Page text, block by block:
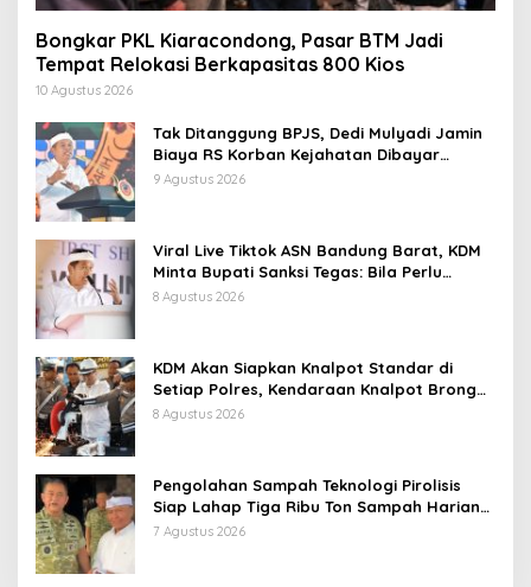
Bongkar PKL Kiaracondong, Pasar BTM Jadi
Tempat Relokasi Berkapasitas 800 Kios
10 Agustus 2026
Tak Ditanggung BPJS, Dedi Mulyadi Jamin
Biaya RS Korban Kejahatan Dibayar
Pemprov Jabar
9 Agustus 2026
Viral Live Tiktok ASN Bandung Barat, KDM
Minta Bupati Sanksi Tegas: Bila Perlu
Pemberhentian
8 Agustus 2026
KDM Akan Siapkan Knalpot Standar di
Setiap Polres, Kendaraan Knalpot Brong
Tertangkap Langsung Ganti
8 Agustus 2026
Pengolahan Sampah Teknologi Pirolisis
Siap Lahap Tiga Ribu Ton Sampah Harian
Jawa Barat
7 Agustus 2026